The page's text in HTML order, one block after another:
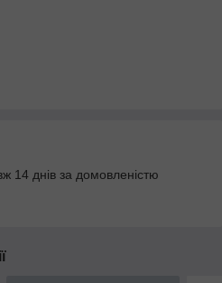
14 днів за домовленістю